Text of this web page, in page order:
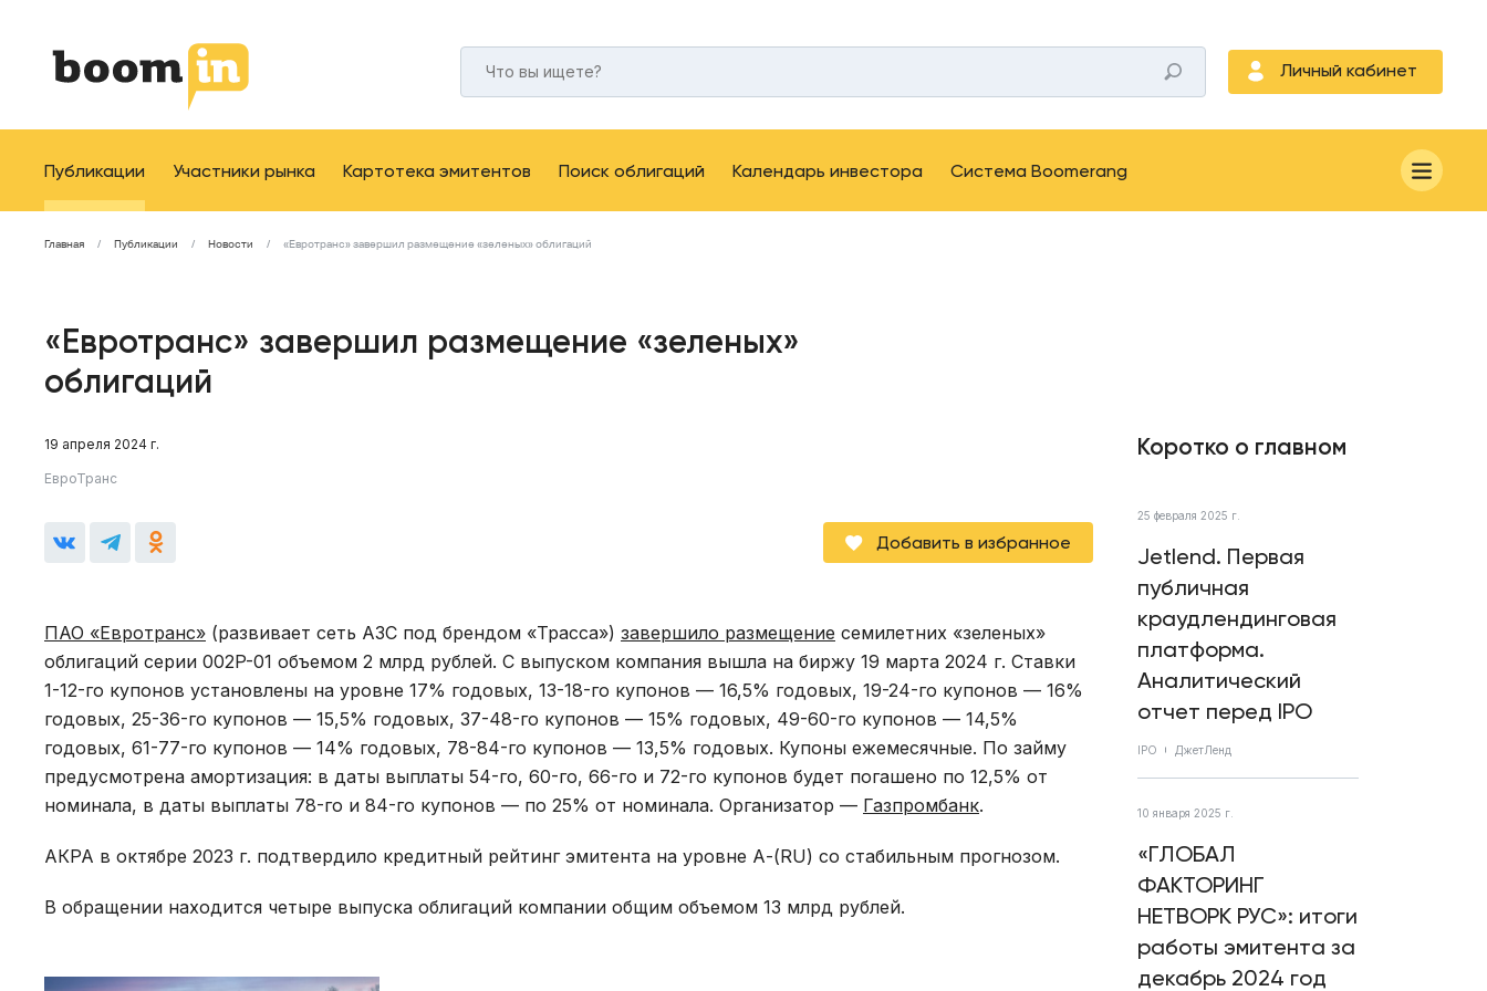
Личный кабинет
Публикации Участники рынка Картотека эмитентов Поиск облигаций Календарь инвестора Система Boomerang
Главная Публикации Новости «Евротранс» завершил размещение «зеленых» облигаций
«Евротранс» завершил размещение «зеленых»
облигаций
19 апреля 2024 г.
ЕвроТранс
Добавить в избранное
ПАО «Евротранс» (развивает сеть АЗС под брендом «Трасса») завершило размещение семилетних «зеленых»
облигаций серии 002P-01 объемом 2 млрд рублей. С выпуском компания вышла на биржу 19 марта 2024 г. Ставки
1-12-го купонов установлены на уровне 17% годовых, 13-18-го купонов — 16,5% годовых, 19-24-го купонов — 16%
годовых, 25-36-го купонов — 15,5% годовых, 37-48-го купонов — 15% годовых, 49-60-го купонов — 14,5%
годовых, 61-77-го купонов — 14% годовых, 78-84-го купонов — 13,5% годовых. Купоны ежемесячные. По займу
предусмотрена амортизация: в даты выплаты 54-го, 60-го, 66-го и 72-го купонов будет погашено по 12,5% от
номинала, в даты выплаты 78-го и 84-го купонов — по 25% от номинала. Организатор — Газпромбанк.
АКРА в октябре 2023 г. подтвердило кредитный рейтинг эмитента на уровне А-(RU) со стабильным прогнозом.
В обращении находится четыре выпуска облигаций компании общим объемом 13 млрд рублей.
Коротко о главном
25 февраля 2025 г.
Jetlend. Первая
публичная
краудлендинговая
платформа.
Аналитический
отчет перед IPO
IPO ДжетЛенд
10 января 2025 г.
«ГЛОБАЛ
ФАКТОРИНГ
НЕТВОРК РУС»: итоги
работы эмитента за
декабрь 2024 год